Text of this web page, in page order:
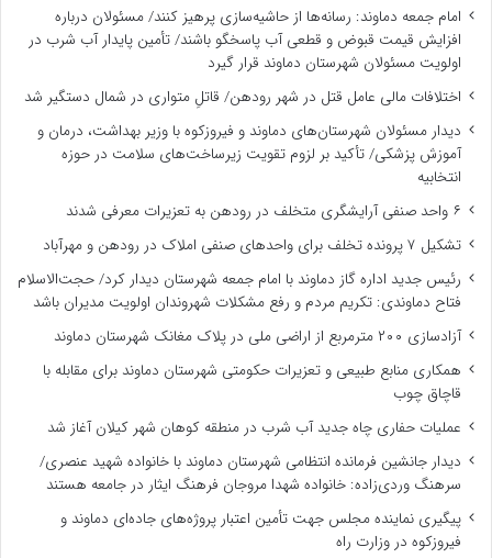
امام جمعه دماوند: رسانه‌ها از حاشیه‌سازی پرهیز کنند/ مسئولان درباره
افزایش قیمت قبوض و قطعی آب پاسخگو باشند/ تأمین پایدار آب شرب در
اولویت مسئولان شهرستان دماوند قرار گیرد
اختلافات مالی عامل قتل در شهر رودهن/ قاتلِ متواری در شمال دستگیر شد
دیدار مسئولان شهرستان‌های دماوند و فیروزکوه با وزیر بهداشت، درمان و
آموزش پزشکی/ تأکید بر لزوم تقویت زیرساخت‌های سلامت در حوزه
انتخابیه
۶ واحد صنفی آرایشگری متخلف در رودهن به تعزیرات معرفی شدند
تشکیل ۷ پرونده تخلف برای واحدهای صنفی املاک در رودهن و مهرآباد
رئیس جدید اداره گاز دماوند با امام جمعه شهرستان دیدار کرد/ حجت‌الاسلام
فتاح دماوندی: تکریم مردم و رفع مشکلات شهروندان اولویت مدیران باشد
آزادسازی ۲۰۰ مترمربع از اراضی ملی در پلاک مغانک شهرستان دماوند
همکاری منابع طبیعی و تعزیرات حکومتی شهرستان دماوند برای مقابله با
قاچاق چوب
عملیات حفاری چاه جدید آب شرب در منطقه کوهان شهر کیلان آغاز شد
دیدار جانشین فرمانده انتظامی شهرستان دماوند با خانواده شهید عنصری/
سرهنگ وردی‌زاده: خانواده شهدا مروجان فرهنگ ایثار در جامعه هستند
پیگیری نماینده مجلس جهت تأمین اعتبار پروژه‌های جاده‌ای دماوند و
فیروزکوه در وزارت راه